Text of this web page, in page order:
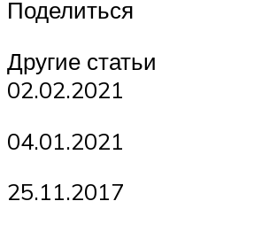
Поделиться
Другие статьи
02.02.2021
04.01.2021
25.11.2017